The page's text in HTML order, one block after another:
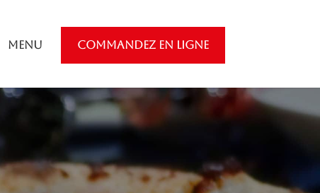
Menu COMMANDEZ EN LIGNE